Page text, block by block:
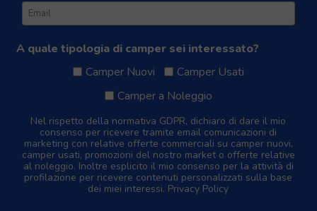
A quale tipologia di camper sei interessato?
Camper Nuovi
Camper Usati
Camper a Noleggio
Nel rispetto della normativa GDPR, dichiaro di dare il mio
consenso per ricevere tramite email comunicazioni di
marketing con relative offerte commerciali su camper nuovi,
camper usati, promozioni del nostro market o offerte relative
al noleggio. Inoltre esplicito il mio consenso per la attività di
profilazione per ricevere contenuti personalizzati sulla base
dei miei interessi. Privacy Policy